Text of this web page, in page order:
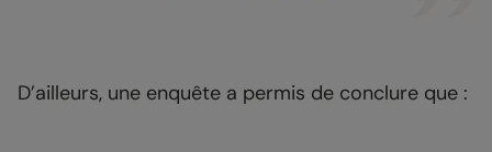
D’ailleurs, une enquête a permis de conclure que :